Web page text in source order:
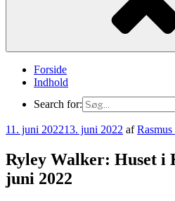
Forside
Indhold
Search for:
Udgivet
11. juni 202213. juni 2022 af
Ryley Walker: Huset i
juni 2022